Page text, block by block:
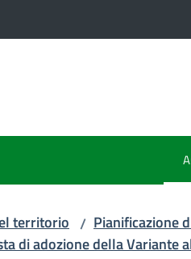
territorio / Pianificazione
di adozione della Variante